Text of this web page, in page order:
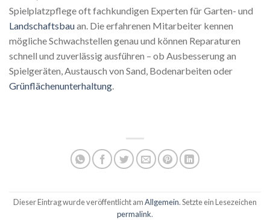
Spielplatzpflege oft fachkundigen Experten für Garten- und
Landschaftsbauan. Die erfahrenen Mitarbeiter kennen
mögliche Schwachstellen genau und können Reparaturen
schnell und zuverlässig ausführen – ob Ausbesserung an
Spielgeräten, Austausch von Sand, Bodenarbeiten oder
Grünflächenunterhaltung
Dieser Eintrag wurde veröffentlicht amAllgemein. Setzte ein Lesezeichen
permalink.